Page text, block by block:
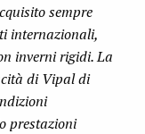
sempre
internazionali,
inverni rigidi. La
di Vipal di
prestazioni